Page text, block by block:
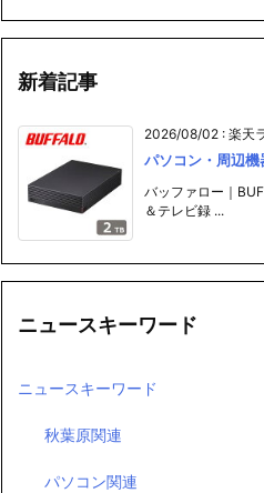
新着記事
2026/08/02 : 楽天
パソコン・周辺機
バッファロー｜
＆テレビ録 ...
ニュースキーワード
ニュースキーワード
秋葉原関連
パソコン関連